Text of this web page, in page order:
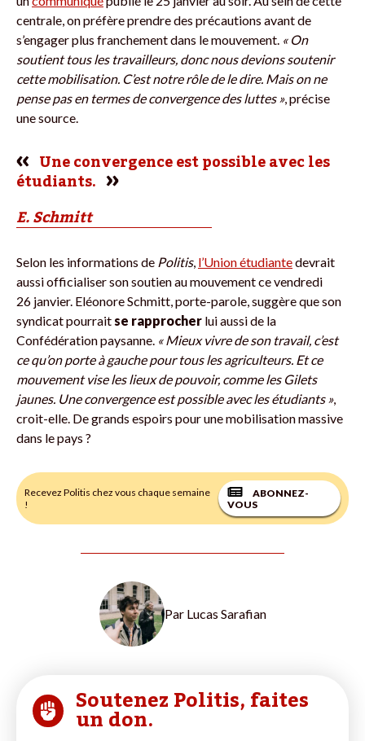
centrale, on préfère prendre des précautions avant de
s’engager plus franchement dans le mouvement. « On
soutient tous les travailleurs, donc nous devions soutenir
cette mobilisation. C’est notre rôle de le dire. Mais on ne
pense pas en termes de convergence des luttes », précise
une source.
Une convergence est possible avec les
étudiants.
E. Schmitt
Selon les informations de Politis, l’Union étudiantedevrait
aussi officialiser son soutien au mouvement ce vendredi
26 janvier. Eléonore Schmitt, porte-parole, suggère que son
syndicat pourrait se rapprocher lui aussi de la
Confédération paysanne. « Mieux vivre de son travail, c’est
ce qu’on porte à gauche pour tous les agriculteurs. Et ce
mouvement vise les lieux de pouvoir, comme les Gilets
jaunes. Une convergence est possible avec les étudiants »,
croit-elle. De grands espoirs pour une mobilisation massive
dans le pays ?
Recevez Politis chez vous chaque semaine
!
ABONNEZ-
VOUS
Par Lucas Sarafian
Soutenez Politis, faites
un don.